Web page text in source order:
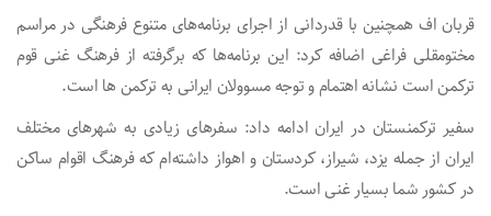
قربان اف همچنین با قدردانی از اجرای برنامه‌های متنوع فرهنگی در مراسم
مختومقلی فراغی اضافه کرد: این برنامه‌ها که برگرفته از فرهنگ غنی قوم
ترکمن است نشانه اهتمام و توجه مسوولان ایرانی به ترکمن ها است.
سفیر ترکمنستان در ایران ادامه داد: سفرهای زیادی به شهرهای مختلف
ایران از جمله یزد، شیراز، کردستان و اهواز داشته‌ام که فرهنگ اقوام ساکن
در کشور شما بسیار غنی است.